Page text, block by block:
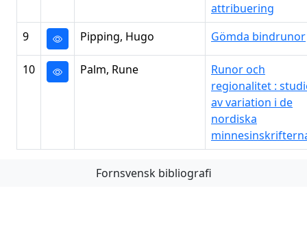
attribuering
9
Pipping, Hugo Gömda bindrunor
10 Palm, Rune
Runor och
regionalitet :
av variation i de
nordiska
Föregående Nästa
Fornsvensk bibliografi